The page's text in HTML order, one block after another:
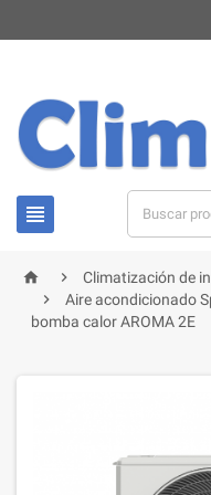

  Climatización de

Aire acondicionado
bomba calor AROMA 2E